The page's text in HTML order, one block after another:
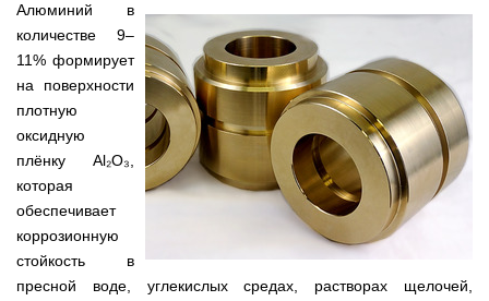
Алюминий в
количестве 9–
11% формирует
на поверхности
плотную
оксидную
плёнку Al₂O₃,
которая
обеспечивает
коррозионную
стойкость в
пресной воде, углекислых средах, растворах щелочей,